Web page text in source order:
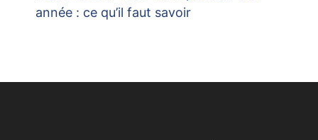
année : ce qu’il faut savoir